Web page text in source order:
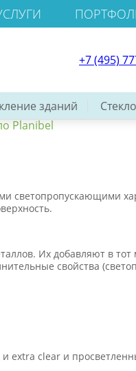
+7 (495)
зданий
Planibel
светопропускающими
Их добавляют в
свойства
extra clear и